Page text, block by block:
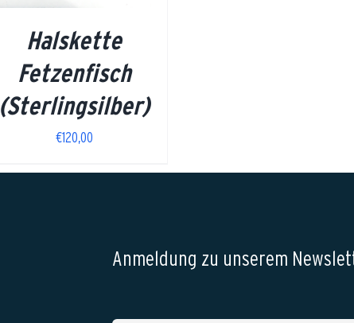
Halskette
Fetzenfisch
(Sterlingsilber)
€120,00
Anmeldung zu unserem